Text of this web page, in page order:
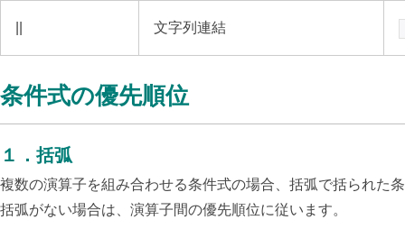
文字列連結
条件式の優先順位
１．括弧
複数の演算子を組み合わせる条件式の場合、括弧で括られた
括弧がない場合は、演算子間の優先順位に従います。